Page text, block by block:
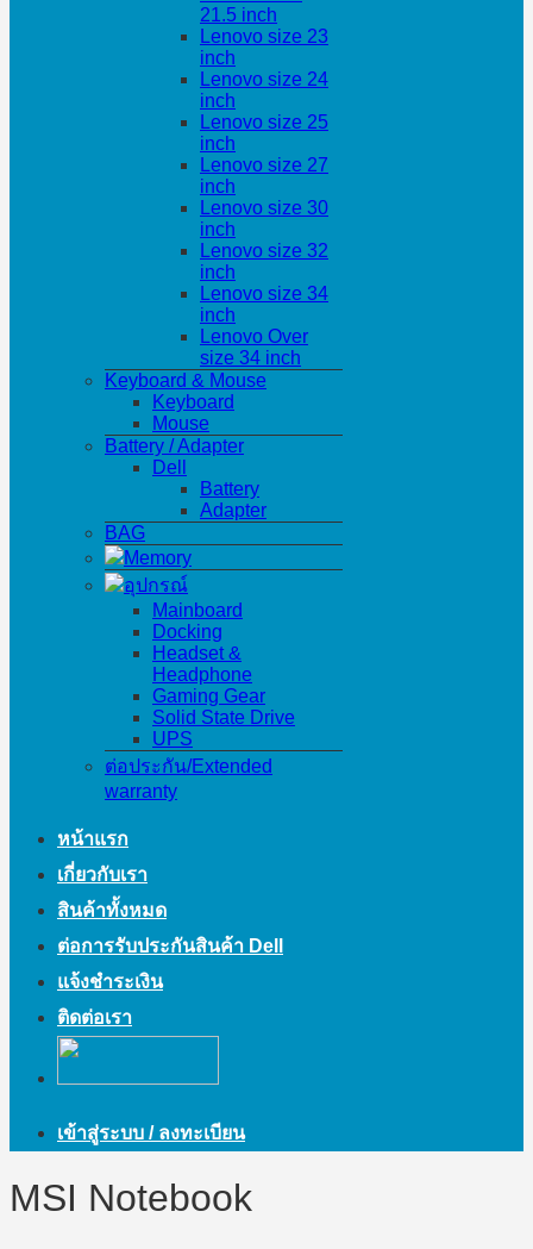
21.5 inch
Lenovo size 23
inch
Lenovo size 24
inch
Lenovo size 25
inch
Lenovo size 27
inch
Lenovo size 30
inch
Lenovo size 32
inch
Lenovo size 34
inch
Lenovo Over
size 34 inch
Keyboard & Mouse
Keyboard
Mouse
Battery / Adapter
Dell
Battery
Adapter
BAG
Memory
อุปกรณ์
Mainboard
Docking
Headset &
Headphone
Gaming Gear
Solid State Drive
UPS
ต่อประกัน/Extended
warranty
หน้าแรก
เกี่ยวกับเรา
สินค้าทั้งหมด
ต่อการรับประกันสินค้า Dell
แจ้งชำระเงิน
ติดต่อเรา
เข้าสู่ระบบ / ลงทะเบียน
MSI Notebook